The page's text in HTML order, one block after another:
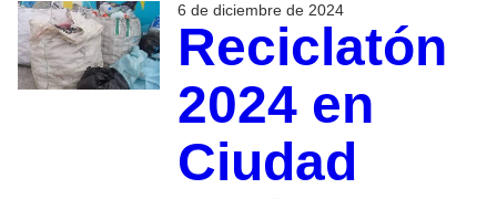
6 de diciembre de 2024
Reciclatón
2024 en
Ciudad